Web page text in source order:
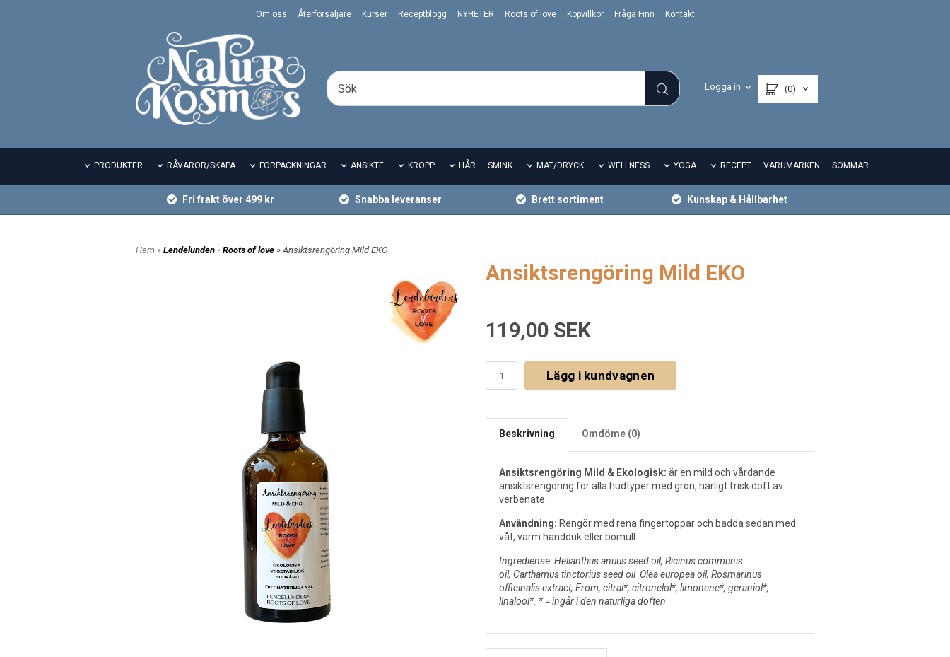
Om oss Återförsäljare Kurser Receptblogg NYHETER Roots of love Köpvillkor Fråga Finn Kontakt
Logga in (0)
PRODUKTER RÅVAROR/SKAPA FÖRPACKNINGAR ANSIKTE KROPP HÅR SMINK MAT/DRYCK WELLNESS YOGA RECEPT VARUMÄRKEN SOMMAR
Fri frakt över 499 kr Snabba leveranser Brett sortiment Kunskap & Hållbarhet
Hem » Lendelunden - Roots of love » Ansiktsrengöring Mild EKO
Ansiktsrengöring Mild EKO
119,00 SEK
Lägg i kundvagnen
Beskrivning Omdöme (0)
Ansiktsrengöring Mild & Ekologisk: är en mild och vårdande
ansiktsrengöring för alla hudtyper med grön, härligt frisk doft av
verbenate.
Användning: Rengör med rena fingertoppar och badda sedan med
våt, varm handduk eller bomull.
Ingrediense: Helianthus anuus seed oil, Ricinus communis
oil, Carthamus tinctorius seed oil Olea europea oil, Rosmarinus
officinalis extract, Erom, citral*, citronelol*, limonene*, geraniol*,
linalool*. * = ingår i den naturliga doften